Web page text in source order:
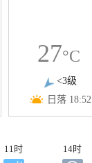
27°C
<3级
日落 18:52
11时 14时